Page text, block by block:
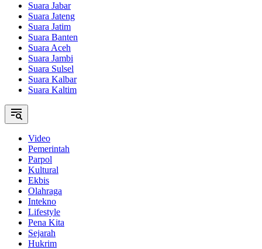
Suara Jabar
Suara Jateng
Suara Jatim
Suara Banten
Suara Aceh
Suara Jambi
Suara Sulsel
Suara Kalbar
Suara Kaltim
Video
Pemerintah
Parpol
Kultural
Ekbis
Olahraga
Intekno
Lifestyle
Pena Kita
Sejarah
Hukrim